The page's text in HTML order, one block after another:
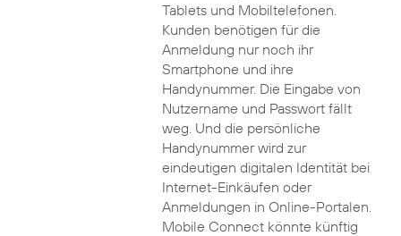
Tablets und Mobiltelefonen.
Kunden benötigen für die
Anmeldung nur noch ihr
Smartphone und ihre
Handynummer. Die Eingabe von
Nutzername und Passwort fällt
weg. Und die persönliche
Handynummer wird zur
eindeutigen digitalen Identität bei
Internet-Einkäufen oder
Anmeldungen in Online-Portalen.
Mobile Connect könnte künftig